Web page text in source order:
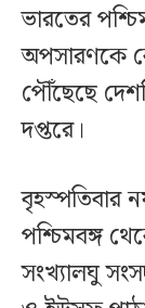
ভারতের
অপসারণকে
পৌঁছেছে
দপ্তরে।
বৃহস্পতিবার
পশ্চিমবঙ্গ
সংখ্যালঘু